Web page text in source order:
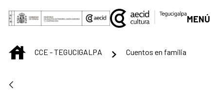
Saltar al contenido principal
MENÚ
INICIOCCE - TEGUCIGALPA Cuentos en familia